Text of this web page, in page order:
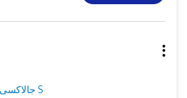
جالاكسى S